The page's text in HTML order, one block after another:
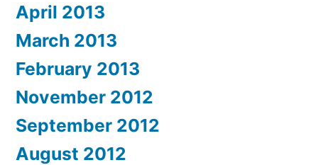
April 2013
March 2013
February 2013
November 2012
September 2012
August 2012